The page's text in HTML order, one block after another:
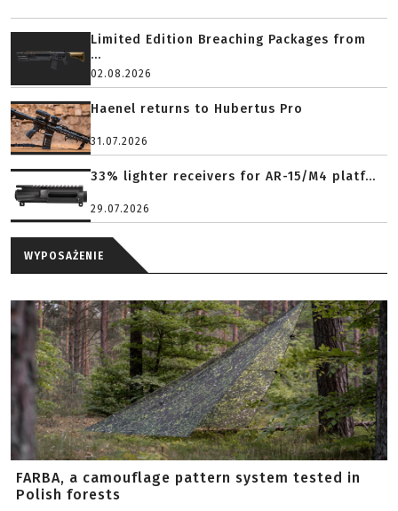
Limited Edition Breaching Packages from
...
02.08.2026
Haenel returns to Hubertus Pro
31.07.2026
33% lighter receivers for AR-15/M4 platf...
29.07.2026
WYPOSAŻENIE
FARBA, a camouflage pattern system tested in
Polish forests